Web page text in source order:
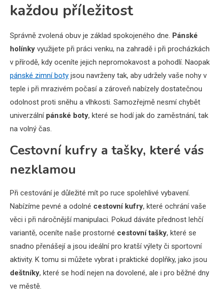
každou příležitost
Správně zvolená obuv je základ spokojeného dne. Pánské
holínky využijete při práci venku, na zahradě i při procházkách
v přírodě, kdy oceníte jejich nepromokavost a pohodlí. Naopak
pánské zimní boty jsou navrženy tak, aby udržely vaše nohy v
teple i při mrazivém počasí a zároveň nabízely dostatečnou
odolnost proti sněhu a vlhkosti. Samozřejmě nesmí chybět
univerzální pánské boty, které se hodí jak do zaměstnání, tak
na volný čas.
Cestovní kufry a tašky, které vás
nezklamou
Při cestování je důležité mít po ruce spolehlivé vybavení.
Nabízíme pevné a odolné cestovní kufry, které ochrání vaše
věci i při náročnější manipulaci. Pokud dáváte přednost lehčí
variantě, oceníte naše prostorné cestovní tašky, které se
snadno přenášejí a jsou ideální pro kratší výlety či sportovní
aktivity. K tomu si můžete vybrat i praktické doplňky, jako jsou
deštníky, které se hodí nejen na dovolené, ale i pro běžné dny
ve městě.